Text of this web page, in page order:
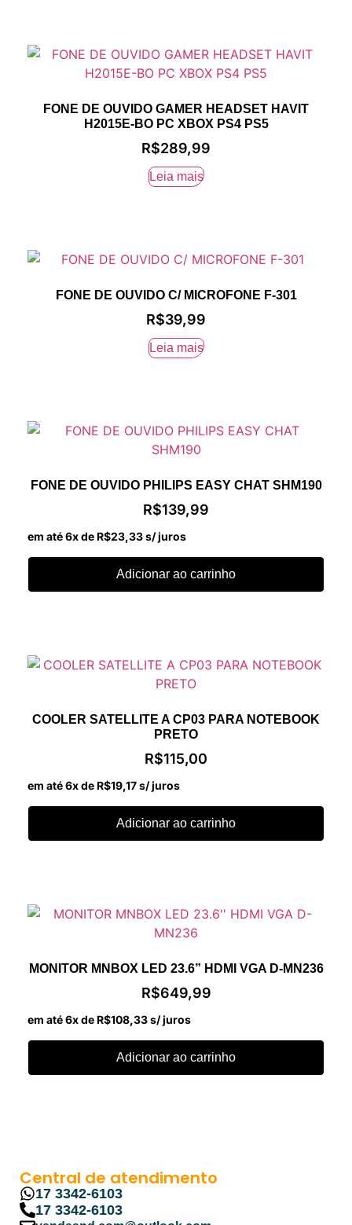
FONE DE OUVIDO GAMER HEADSET HAVIT
H2015E-BO PC XBOX PS4 PS5
R$289,99
Leia mais
FONE DE OUVIDO C/ MICROFONE F-301
R$39,99
Leia mais
FONE DE OUVIDO PHILIPS EASY CHAT SHM190
R$139,99
em até 6x de R$23,33s/ juros
Adicionar ao carrinho
COOLER SATELLITE A CP03 PARA NOTEBOOK
PRETO
R$115,00
em até 6x de R$19,17s/ juros
Adicionar ao carrinho
MONITOR MNBOX LED 23.6” HDMI VGA D-MN236
R$649,99
em até 6x de R$108,33s/ juros
Adicionar ao carrinho
Central de atendimento
17 3342-6103
17 3342-6103